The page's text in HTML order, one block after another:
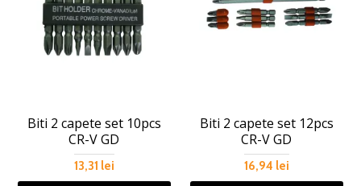
Biti 2 capete set 10pcs
CR-V GD
13,31 lei
Biti 2 capete set 12pcs
CR-V GD
16,94 lei